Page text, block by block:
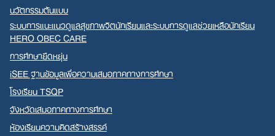
นวัตกรรมต้นแบบ
ระบบการแนะแนวดูแลสุขภาพจิตนักเรียนและระบบการดูแลช่วยเหลือนักเรียน
HERO OBEC CARE
การศึกษายืดหยุ่น
iSEE ฐานข้อมูลเพื่อความเสมอภาคทางการศึกษา
โรงเรียน TSQP
จังหวัดเสมอภาคทางการศึกษา
ห้องเรียนความคิดสร้างสรรค์